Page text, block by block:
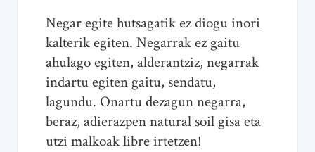
Negar egite hutsagatik ez diogu inori
kalterik egiten. Negarrak ez gaitu
ahulago egiten, alderantziz, negarrak
indartu egiten gaitu, sendatu,
lagundu. Onartu dezagun negarra,
beraz, adierazpen natural soil gisa eta
utzi malkoak libre irtetzen!